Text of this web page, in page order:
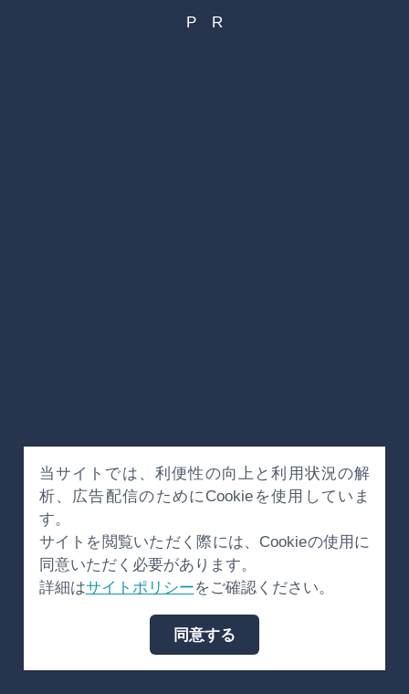
当サイトでは、利便性の向上と利用状況の解
析、広告配信のためにCookieを使用していま
す。
サイトを閲覧いただく際には、Cookieの使用に
同意いただく必要があります。
詳細はサイトポリシーをご確認ください。
同意する